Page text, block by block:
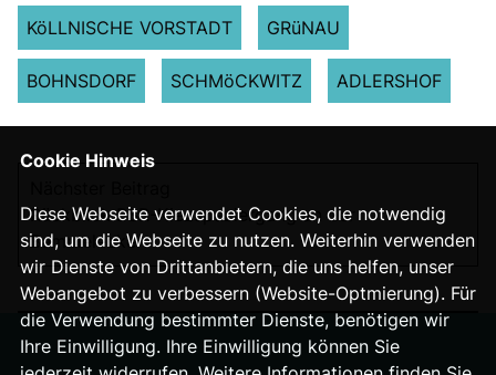
KöLLNISCHE VORSTADT GRüNAU
BOHNSDORF SCHMöCKWITZ ADLERSHOF
Rückblick BSR-Kiezspaziergang an der
Bammelecke
Cookie Hinweis
Diese Webseite verwendet Cookies, die notwendig
sind, um die Webseite zu nutzen. Weiterhin verwenden
wir Dienste von Drittanbietern, die uns helfen, unser
Webangebot zu verbessern (Website-Optmierung). Für
die Verwendung bestimmter Dienste, benötigen wir
Ihre Einwilligung. Ihre Einwilligung können Sie